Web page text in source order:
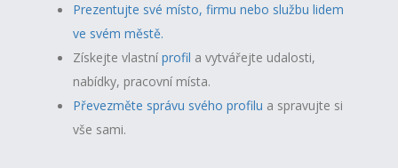
Prezentujte své místo, firmu nebo službu lidem
ve svém městě.
Získejte vlastníprofil a vytvářejte udalosti,
nabídky, pracovní místa.
Převezměte správu svého profilu a spravujte si
vše sami.